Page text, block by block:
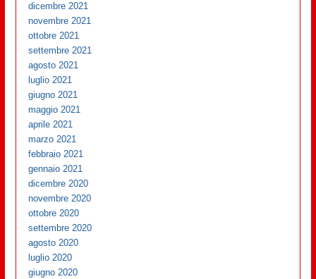
dicembre 2021
novembre 2021
ottobre 2021
settembre 2021
agosto 2021
luglio 2021
giugno 2021
maggio 2021
aprile 2021
marzo 2021
febbraio 2021
gennaio 2021
dicembre 2020
novembre 2020
ottobre 2020
settembre 2020
agosto 2020
luglio 2020
giugno 2020